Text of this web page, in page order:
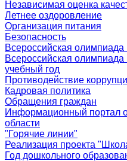
Независимая оценка
Летнее оздоровление
Организация питания
Безопасность
Всероссийская олимпиада
Всероссийская
учебный год
Противодействие
Кадровая политика
Обращения граждан
Информационный портал
области
"Горячие линии"
Реализация проекта
Год дошкольного